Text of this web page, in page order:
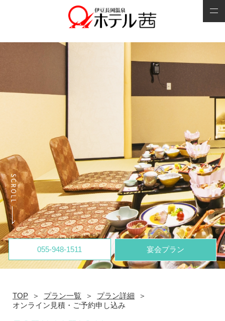
055-948-1511 宴会プラン
TOP プラン一覧
プラン詳細
オンライン見積・ご予約申し込み